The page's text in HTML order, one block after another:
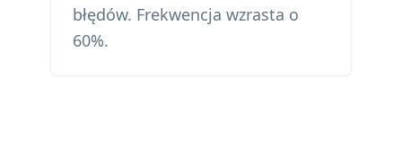
błędów. Frekwencja wzrasta o
60%.